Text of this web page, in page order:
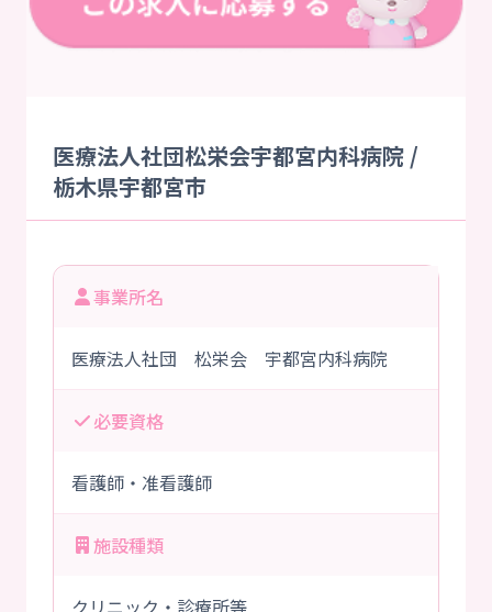
医療法人社団松栄会宇都宮内科病院 /
栃木県宇都宮市
事業所名
医療法人社団 松栄会 宇都宮内科病院
必要資格
看護師・准看護師
施設種類
クリニック・診療所等